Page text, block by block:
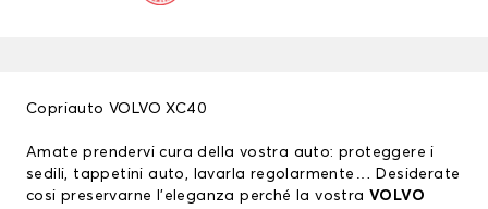
Copriauto VOLVO XC40
Amate prendervi cura della vostra auto: proteggere i
sedili, tappetini auto, lavarla regolarmente… Desiderate
cosi preservarne l’eleganza perché la vostra VOLVO